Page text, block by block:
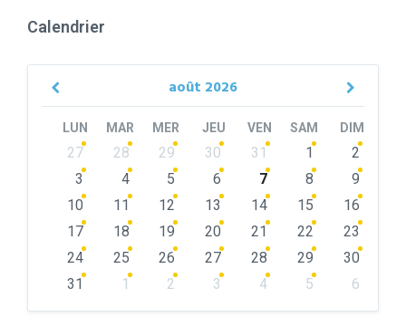
Calendrier
août 2026
Previous
LUN MAR MER JEU VEN SAM DIM
Skip
calendar
27 28 29 30 31 1
2
3
4 5 6 7 8
9
10
11 12 13 14 15
16
17
18 19 20 21 22
23
24
25 26 27 28 29
30
31
1 2 3 4 5
6